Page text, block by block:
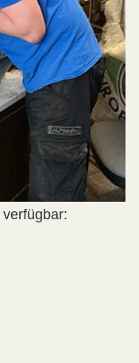
verfügbar: